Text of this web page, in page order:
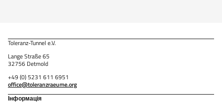
Toleranz-Tunnel e.V.
Lange Straße 65
32756 Detmold
+49 (0) 5231 611 6951
office@toleranzraeume.org
Інформація